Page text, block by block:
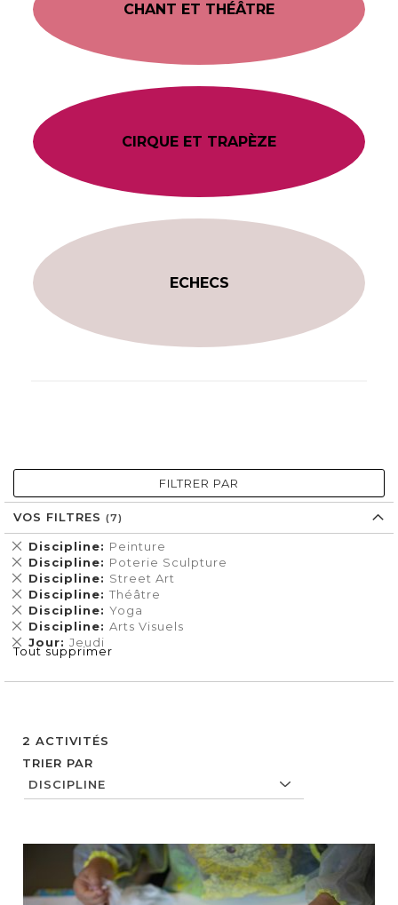
CHANT ET THÉÂTRE
CIRQUE ET TRAPÈZE
ECHECS
2 ACTIVITÉS
TRIER PAR
FILTRER PAR
VOS FILTRES
Discipline Peinture
Supprimer
cet
Élément
Discipline Poterie Sculpture
Supprimer
cet
Élément
Discipline Street Art
Supprimer
cet
Élément
Discipline Théâtre
Supprimer
cet
Élément
Discipline Yoga
Supprimer
cet
Élément
Discipline Arts Visuels
Supprimer
cet
Élément
Jour Jeudi
Supprimer
cet
Tout supprimer